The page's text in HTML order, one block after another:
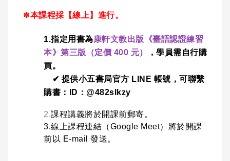
✽本課程採【線上】進行。
1.指定用書為康軒文教出版《臺語認證練習
本》第三版（定價 400 元）
，學員需自行購
買。
✔ 提供小五書局官方 LINE 帳號，可聯繫
購書：ID：@482slkzy
2.課程講義將於開課前郵寄。
3.線上課程連結（Google Meet）將於開課
前以 E-mail 發送。